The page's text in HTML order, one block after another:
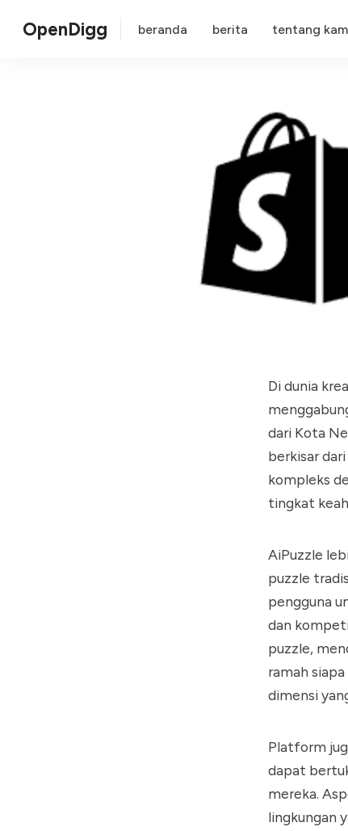
OpenDigg beranda berita tentang
Di dunia
dari Kota
berkisar
kompleks
tingkat
AiPuzzle
puzzle
pengguna
dan
puzzle,
ramah
dimensi
Platform
dapat
mereka.
lingkungan